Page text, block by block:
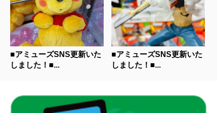
■アミューズSNS更新いた
しました！■...
■アミューズSNS更新いた
しました！■...